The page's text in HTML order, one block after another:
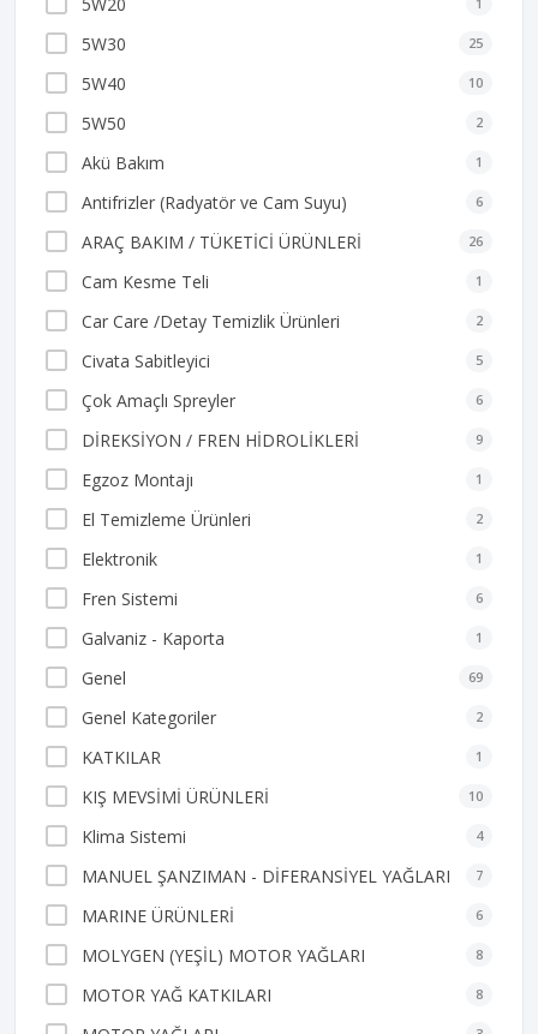
5W30 25
5W40 10
5W50 2
Akü Bakım 1
Antifrizler (Radyatör ve Cam Suyu) 6
ARAÇ BAKIM / TÜKETİCİ ÜRÜNLERİ 26
Cam Kesme Teli 1
Car Care /Detay Temizlik Ürünleri 2
Civata Sabitleyici 5
Çok Amaçlı Spreyler 6
DİREKSİYON / FREN HİDROLİKLERİ 9
Egzoz Montajı 1
El Temizleme Ürünleri 2
Elektronik 1
Fren Sistemi 6
Galvaniz - Kaporta 1
Genel 69
Genel Kategoriler 2
KATKILAR 1
KIŞ MEVSİMİ ÜRÜNLERİ 10
Klima Sistemi 4
MANUEL ŞANZIMAN - DİFERANSİYEL YAĞLARI 7
MARINE ÜRÜNLERİ 6
MOLYGEN (YEŞİL) MOTOR YAĞLARI 8
MOTOR YAĞ KATKILARI 8